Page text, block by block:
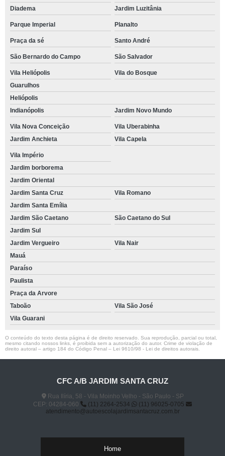
Diadema
Jardim Luzitânia
Parque Imperial Planalto
Praça da sé Santo André
São Bernardo do Campo São Salvador
Vila Heliópolis
Vila do Bosque
Guarulhos
Heliópolis
Indianópolis
Jardim Novo Mundo
Vila Nova Conceição
Vila Uberabinha
Jardim Anchieta
Vila Capela
Vila Império
Jardim borborema
Jardim Oriental
Jardim Santa Cruz
Vila Romano
Jardim Santa Emília
Jardim São Caetano
São Caetano do Sul
Jardim Sul
Jardim Vergueiro
Vila Nair
Mauá
Paraíso
Paulista
Praça da Arvore
Taboão
Vila São José
Vila Guarani
O conteúdo do texto desta página é de direito reservado. Sua reprodução, parcial ou total,
mesmo citando nossos links, é proibida sem a autorização do autor. Crime de violação de
direito autoral – artigo 184 do Código Penal – Lei 9610/98 - Lei de direitos autorais
CFC A/B JARDIM SANTA CRUZ
Rua Ilíria, 58 - Vila Moinho Velho - São Paulo - SP
CEP: 04284-060
(11) 2264-2534
(11) 96025-0705
atendimento@autoescolajardimsantacruz.com.br
Home